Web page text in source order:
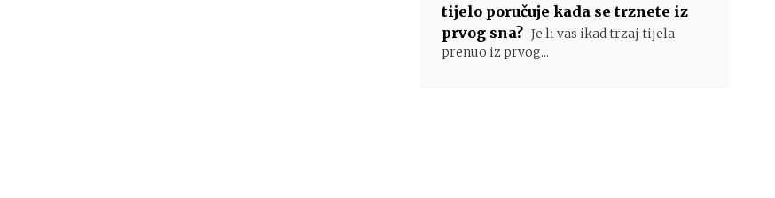
tijelo poručuje kada se trznete iz
prvog sna? Je li vas ikad trzaj tijela
prenuo iz prvog...